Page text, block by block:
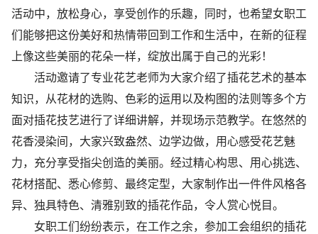
活动中，放松身心，享受创作的乐趣，同时，也希望女职工
们能够把这份美好和热情带回到工作和生活中，在新的征程
上像这些美丽的花朵一样，绽放出属于自己的光彩！
活动邀请了专业花艺老师为大家介绍了插花艺术的基本
知识，从花材的选购、色彩的运用以及构图的法则等多个方
面对插花技艺进行了详细讲解，并现场示范教学。在悠然的
花香浸染间，大家兴致盎然、边学边做，用心感受花艺魅
力，充分享受指尖创造的美丽。经过精心构思、用心挑选、
花材搭配、悉心修剪、最终定型，大家制作出一件件风格各
异、独具特色、清雅别致的插花作品，令人赏心悦目。
女职工们纷纷表示，在工作之余，参加工会组织的插花